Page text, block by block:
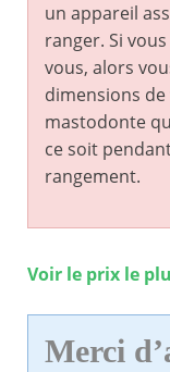
un appareil
ranger. Si
vous, alors
dimensions de
mastodonte
ce soit
rangement.
Voir le prix le
Merci